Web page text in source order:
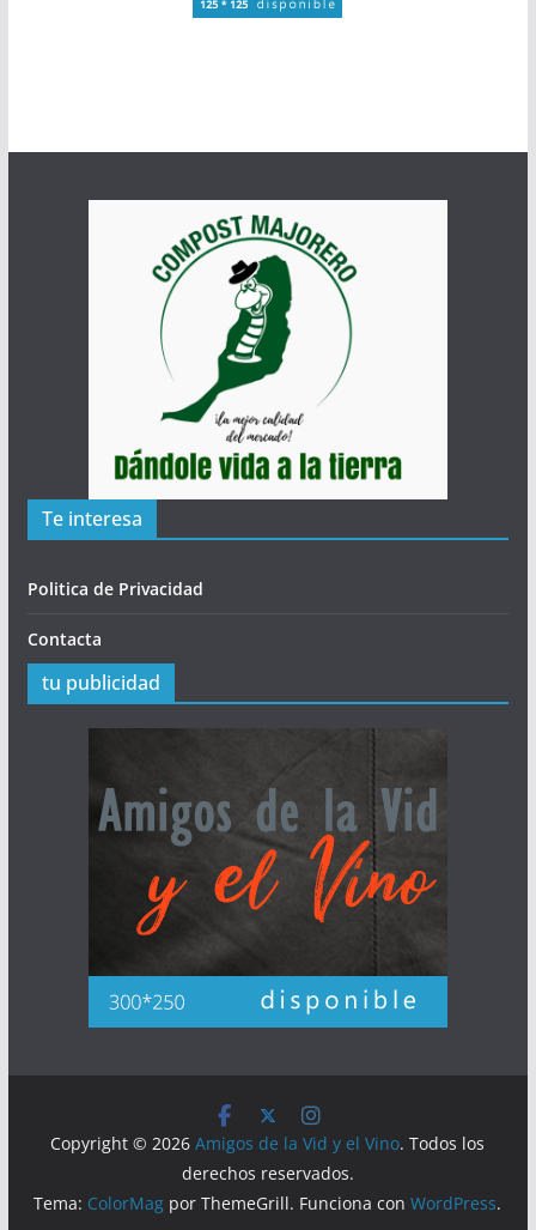
Te interesa
Politica de Privacidad
Contacta
tu publicidad
Copyright © 2026Amigos de la Vid y el Vino. Todos los
derechos reservados.
Tema: ColorMag por ThemeGrill. Funciona conWordPress.